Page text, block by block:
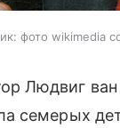
фото wikimedia
Людвиг
семерых